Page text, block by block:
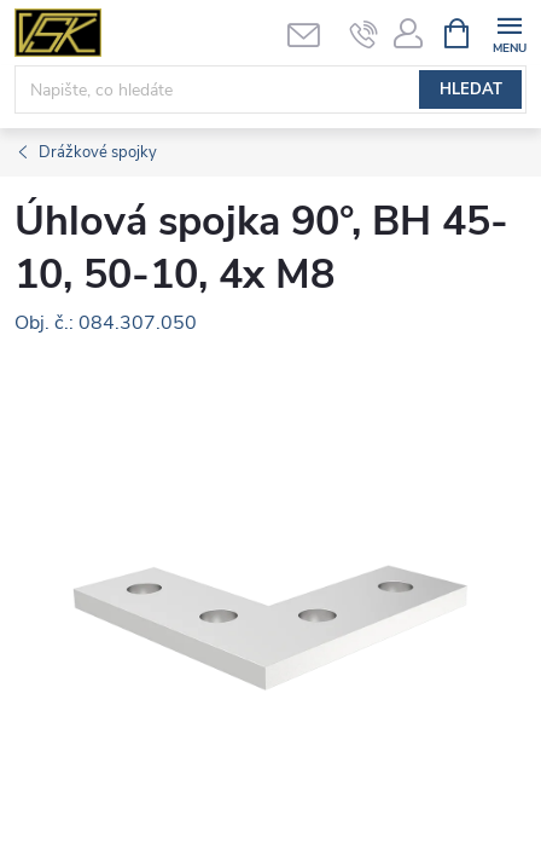
Přejít
obsah
HLEDAT
NÁKUPNÍ
KOŠÍK
Drážkové spojky
Úhlová spojka 90°, BH 45-
10, 50-10, 4x M8
Obj. č.: 084.307.050